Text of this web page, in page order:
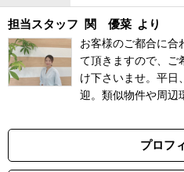
担当スタッフ 関 優菜 より
お客様のご都合に合
て頂きますので、ご
け下さいませ。平日
迎。類似物件や周辺
プロフ